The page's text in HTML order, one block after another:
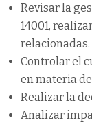
Revisar la
14001,
relacionadas.
Controlar el
en materia
Realizar la
Analizar